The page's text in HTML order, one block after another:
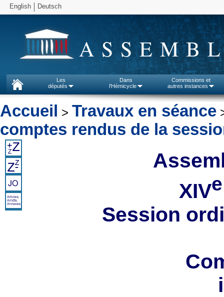
English Deutsch
Les
députés
Dans
l'Hémicycle
Commissions et
autres instances
Accueil > Travaux en séance
comptes rendus de la
XIVe
Session